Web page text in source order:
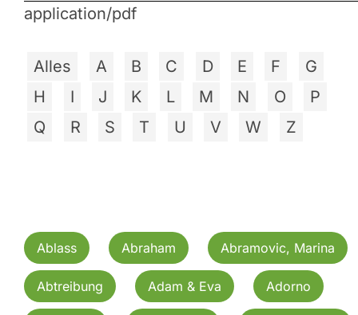
application/pdf
Alles A B C D E F
G
H
I J K L M N O
P
Q
R S T U V W Z
Ablass Abraham Abramovic, Marina
Abtreibung Adam & Eva Adorno